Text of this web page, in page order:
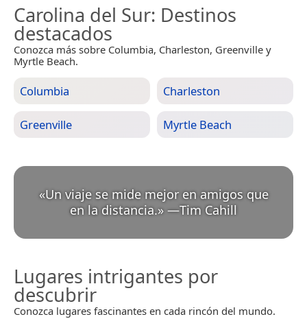
Carolina del Sur: Destinos
destacados
Conozca más sobre Columbia, Charleston, Greenville y
Myrtle Beach.
Columbia Charleston
Greenville Myrtle Beach
«Un viaje se mide mejor en amigos que
en la distancia.» —Tim Cahill
Lugares intrigantes por
descubrir
Conozca lugares fascinantes en cada rincón del mundo.